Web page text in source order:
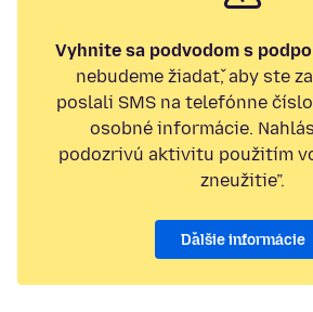
Vyhnite sa podvodom s
nebudeme žiadať, aby ste
poslali SMS na telefónne
osobné informácie.
podozrivú aktivitu použitím
zneužitie”.
Ďalšie informácie